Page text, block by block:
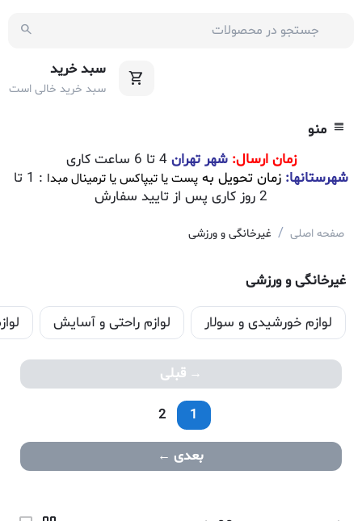
سبد خرید
سبد خرید خالی است
منو
زمان ارسال:شهر تهران 4 تا 6 ساعت کاری
شهرستانها: زمان تحویل به پست یا تیپاکس یا ترمینال مبدا
: 1 تا
2 روز کاری پس از تایید سفارش
صفحه اصلی / غیرخانگی و ورزشی
غیرخانگی و ورزشی
لوازم خورشیدی و سولار لوازم راحتی و آسایش
قبلی
1
2
بعدی